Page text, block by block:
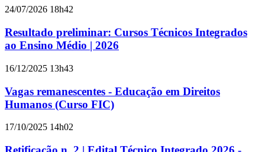
24/07/2026 18h42
Resultado preliminar: Cursos Técnicos Integrados
ao Ensino Médio | 2026
16/12/2025 13h43
Vagas remanescentes - Educação em Direitos
Humanos (Curso FIC)
17/10/2025 14h02